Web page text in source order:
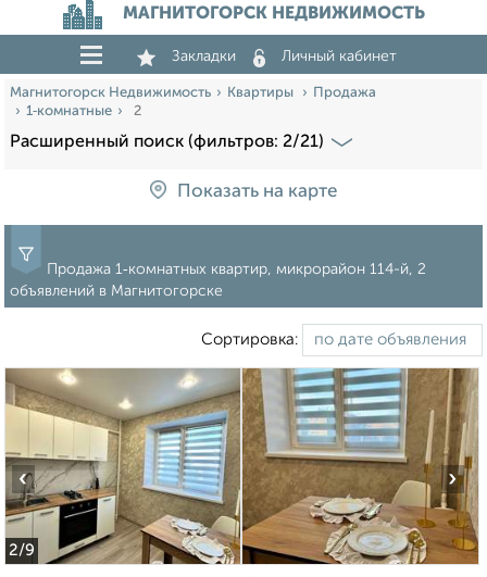
МАГНИТОГОРСК НЕДВИЖИМОСТЬ
Закладки Личный кабинет
Магнитогорск Недвижимость Квартиры
Продажа
1‑комнатные
2
Расширенный поиск (фильтров: 2/21)
Показать на карте
Продажа 1‑комнатных квартир, микрорайон 114-й, 2
объявлений в Магнитогорске
Сортировка:
2/9
‹ ›